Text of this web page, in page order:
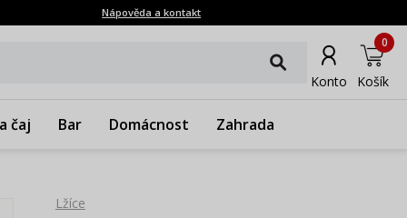
Nápověda a kontakt
Konto Košík
0
čaj Bar Domácnost Zahrada
Lžíce